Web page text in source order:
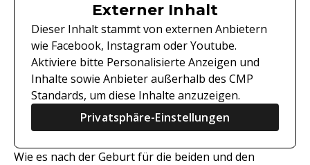
Externer Inhalt
Dieser Inhalt stammt von externen Anbietern
wie Facebook, Instagram oder Youtube.
Aktiviere bitte Personalisierte Anzeigen und
Inhalte sowie Anbieter außerhalb des CMP
Standards, um diese Inhalte anzuzeigen.
Privatsphäre-Einstellungen
Wie es nach der Geburt für die beiden und den